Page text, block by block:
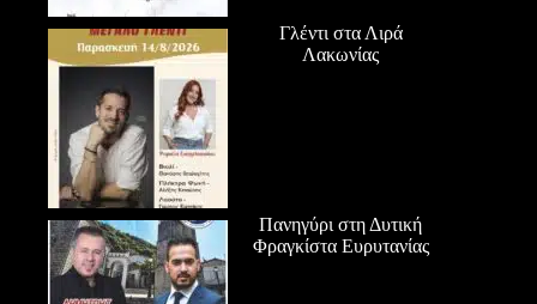
Γλέντι στα Λιρά
Λακωνίας
Πανηγύρι στη Δυτική
Φραγκίστα Ευρυτανίας